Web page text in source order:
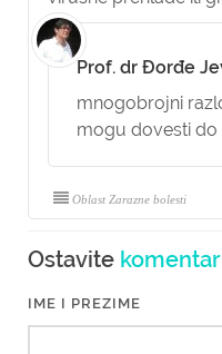
Prof. dr Đorđe
mnogobrojni
mogu dovesti do
Oblast Zarazne bolesti
Ostavite komentar
IME I PREZIME